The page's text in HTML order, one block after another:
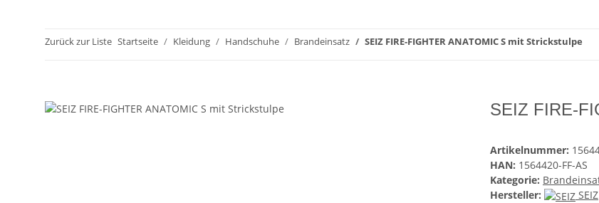
Zurück zur Liste Startseite Kleidung Handschuhe Brandeinsatz SEIZ FIRE-FIGHTER ANATOMIC S mit Strickstulpe
SEIZ FIRE-
Artikelnummer:
HAN: 1564420-FF-AS
Kategorie:
Hersteller:
SEIZ